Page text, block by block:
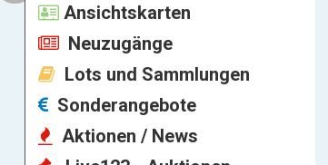
Ansichtskarten
Neuzugänge
Lots und Sammlungen
Sonderangebote
Aktionen / News